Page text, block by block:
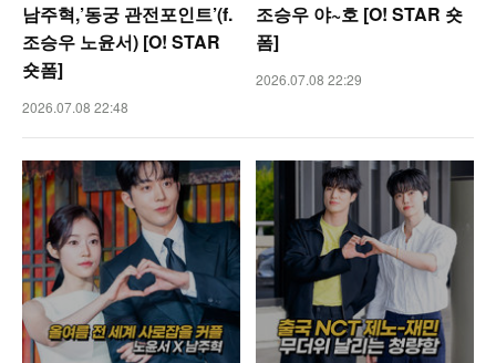
남주혁,’동궁 관전포인트’(f.
조승우 노윤서) [O! STAR
숏폼]
2026.07.08 22:48
조승우 야~호 [O! STAR 숏
폼]
2026.07.08 22:29